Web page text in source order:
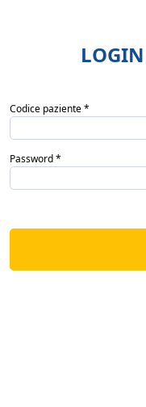
Codice paziente *
Password *